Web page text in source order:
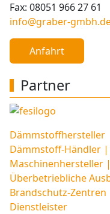
Fax: 08051 966 27 61
info@graber-
Anfahrt
Partner
Dämmstoffhersteller
Dämmstoff-Händler
Maschinenhersteller
Überbetriebliche
Brandschutz-Zentren
Dienstleister